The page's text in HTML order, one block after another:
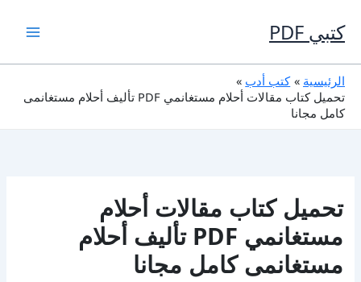
إلى
المحتوى
كتبي PDF
الرئيسية
كتب أدب
تحميل كتاب مقالات أحلام مستغانمي PDF تأليف أحلام مستغانمى
كامل مجانا
تحميل كتاب مقالات أحلام
مستغانمي PDF تأليف أحلام
مستغانمى كامل مجانا